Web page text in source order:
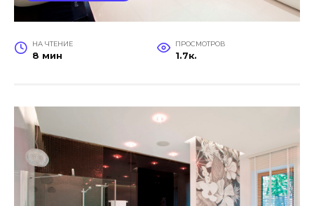
НА ЧТЕНИЕ
8 мин
ПРОСМОТРОВ
1.7к.